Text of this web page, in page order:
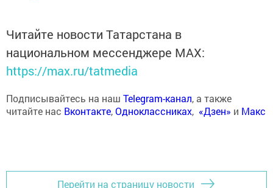
Читайте новости Татарстана в
национальном мессенджере MАХ:
https://max.ru/tatmedia
Подписывайтесь на наш Telegram-канал, а также
читайте нас Вконтакте,Одноклассниках, «Дзен» и Макс
Перейти на страницу новости